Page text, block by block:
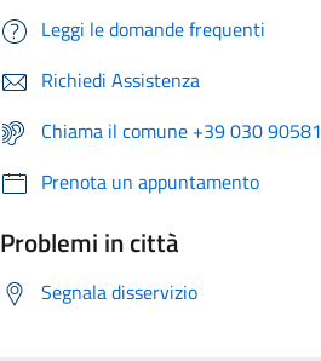
Leggi le domande frequenti
Richiedi Assistenza
Chiama il comune +39 030 90581
Prenota un appuntamento
Problemi in città
Segnala disservizio